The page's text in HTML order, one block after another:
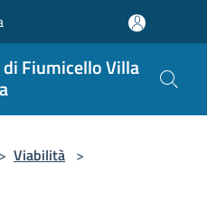
Fiumicello Villa
> Viabilità >